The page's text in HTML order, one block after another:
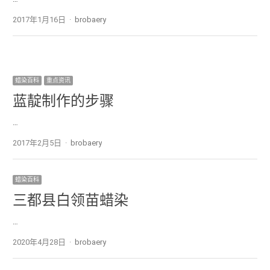
2017年1月16日 Author
brobaery
蜡染百科 重点资讯
蓝靛制作的步骤
…
2017年2月5日 Author
brobaery
蜡染百科
三都县白领苗蜡染
…
2020年4月28日 Author
brobaery